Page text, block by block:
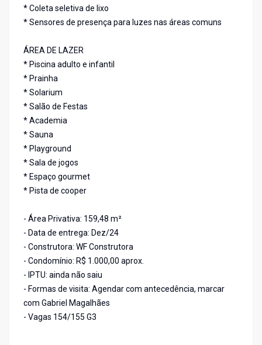
* Coleta seletiva de lixo
* Sensores de presença para luzes nas áreas comuns
ÁREA DE LAZER
* Piscina adulto e infantil
* Prainha
* Solarium
* Salão de Festas
* Academia
* Sauna
* Playground
* Sala de jogos
* Espaço gourmet
* Pista de cooper
- Área Privativa: 159,48 m²
- Data de entrega: Dez/24
- Construtora: WF Construtora
- Condomínio: R$ 1.000,00 aprox.
- IPTU: ainda não saiu
- Formas de visita: Agendar com antecedência, marcar
com Gabriel Magalhães
- Vagas 154/155 G3